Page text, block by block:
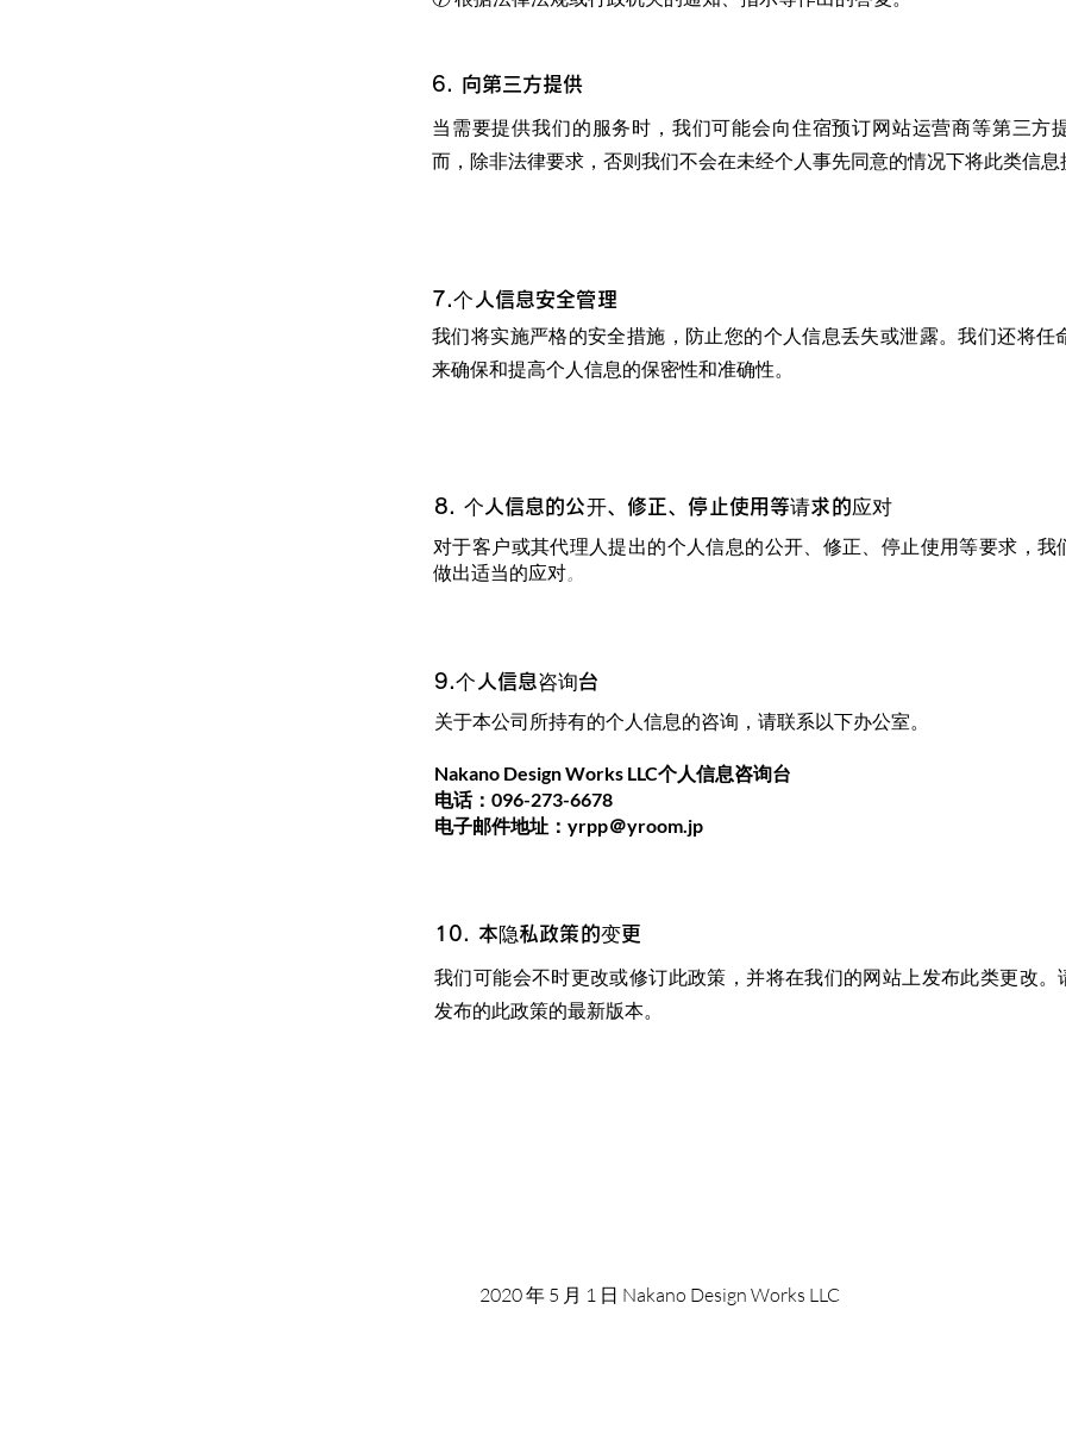
6. 向第三方提供
当需要提供我们的服务时，我们可能会向住宿预订网站运营商等第三方
而，除非法律要求，否则我们不会在未经个人事先同意的情况下将此类信息
7.个人信息安全管理
我们将实施严格的安全措施，防止您的个人信息丢失或泄露。我们还将任
来确保和提高个人信息的保密性和准确性。
8. 个人信息的公开、修正、停止使用等请求的应对
对于客户或其代理人提出的个人信息的公开、修正、停止使用等要求，我
做出适当的应对。
9.个人信息咨询台
关于本公司所持有的个人信息的咨询，请联系以下办公室。
Nakano Design Works LLC个人信息咨询台
电话：096-273-6678
电子邮件地址：yrpp＠yroom.jp
10. 本隐私政策的变更
我们可能会不时更改或修订此政策，并将在我们的网站上发布此类更改。
发布的此政策的最新版本。
2020 年 5 月 1 日 Nakano Design Works LLC